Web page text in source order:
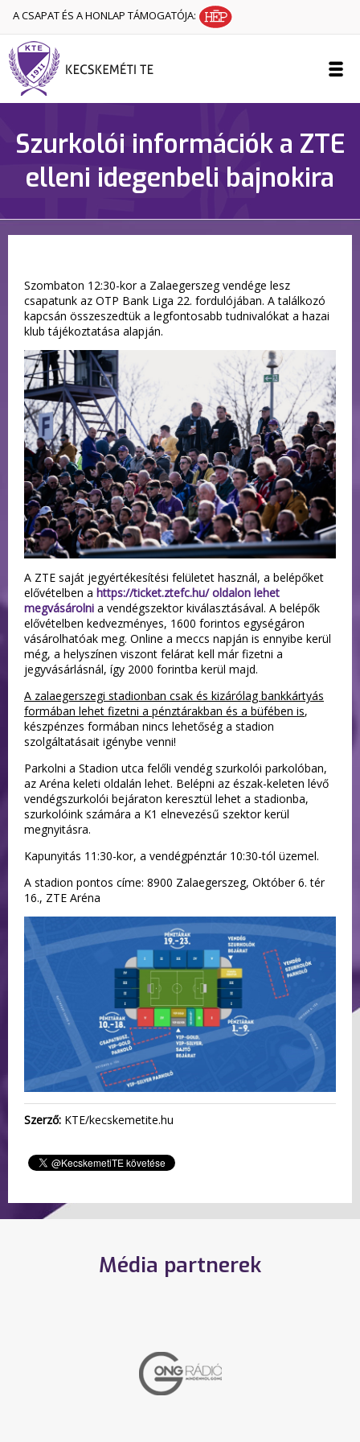
A CSAPAT ÉS A HONLAP TÁMOGATÓJA:
Szurkolói információk a ZTE
elleni idegenbeli bajnokira
Szombaton 12:30-kor a Zalaegerszeg vendége lesz
csapatunk az OTP Bank Liga 22. fordulójában. A találkozó
kapcsán összeszedtük a legfontosabb tudnivalókat a hazai
klub tájékoztatása alapján.
A ZTE saját jegyértékesítési felületet használ, a belépőket
elővételben a https://ticket.ztefc.hu/ oldalon lehet
megvásárolni a vendégszektor kiválasztásával. A belépők
elővételben kedvezményes, 1600 forintos egységáron
vásárolhatóak meg. Online a meccs napján is ennyibe kerül
még, a helyszínen viszont felárat kell már fizetni a
jegyvásárlásnál, így 2000 forintba kerül majd.
A zalaegerszegi stadionban csak és kizárólag bankkártyás
formában lehet fizetni a pénztárakban és a büfében is,
készpénzes formában nincs lehetőség a stadion
szolgáltatásait igénybe venni!
Parkolni a Stadion utca felőli vendég szurkolói parkolóban,
az Aréna keleti oldalán lehet. Belépni az észak-keleten lévő
vendégszurkolói bejáraton keresztül lehet a stadionba,
szurkolóink számára a K1 elnevezésű szektor kerül
megnyitásra.
Kapunyitás 11:30-kor, a vendégpénztár 10:30-tól üzemel.
A stadion pontos címe: 8900 Zalaegerszeg, Október 6. tér
16., ZTE Aréna
Szerző: KTE/kecskemetite.hu
Média partnerek